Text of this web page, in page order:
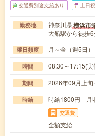
交通費別途支給あり 土日
勤務地 神奈川県横浜市
大船駅から徒歩
曜日頻度 月～金（週5日
時間 08:30～17:15(
期間 2026年09月上
時給 時給1800円 月
交通費
全額支給